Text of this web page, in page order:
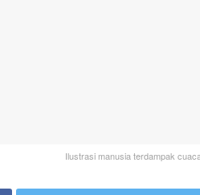
Ilustrasi manusia terdampak